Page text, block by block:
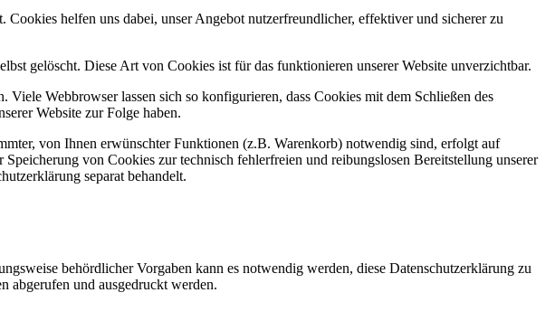
helfen uns dabei, unser Angebot nutzerfreundlicher, effektiver und sicherer zu
gelöscht. Diese Art von Cookies ist für das funktionieren unserer Website unverzichtbar.
Webbrowser lassen sich so konfigurieren, dass Cookies mit dem Schließen des
Website zur Folge haben.
von Ihnen erwünschter Funktionen (z.B. Warenkorb) notwendig sind, erfolgt auf
von Cookies zur technisch fehlerfreien und reibungslosen Bereitstellung unserer
separat behandelt.
behördlicher Vorgaben kann es notwendig werden, diese Datenschutzerklärung zu
abgerufen und ausgedruckt werden.